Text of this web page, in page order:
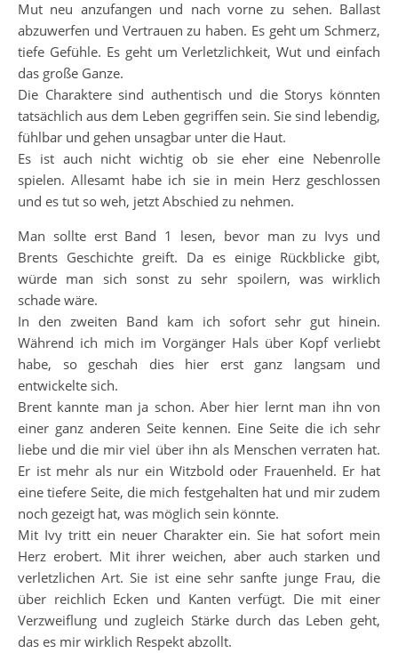
Mut neu anzufangen und nach vorne zu sehen. Ballast
abzuwerfen und Vertrauen zu haben. Es geht um Schmerz,
tiefe Gefühle. Es geht um Verletzlichkeit, Wut und einfach
das große Ganze.
Die Charaktere sind authentisch und die Storys könnten
tatsächlich aus dem Leben gegriffen sein. Sie sind lebendig,
fühlbar und gehen unsagbar unter die Haut.
Es ist auch nicht wichtig ob sie eher eine Nebenrolle
spielen. Allesamt habe ich sie in mein Herz geschlossen
und es tut so weh, jetzt Abschied zu nehmen.
Man sollte erst Band 1 lesen, bevor man zu Ivys und
Brents Geschichte greift. Da es einige Rückblicke gibt,
würde man sich sonst zu sehr spoilern, was wirklich
schade wäre.
In den zweiten Band kam ich sofort sehr gut hinein.
Während ich mich im Vorgänger Hals über Kopf verliebt
habe, so geschah dies hier erst ganz langsam und
entwickelte sich.
Brent kannte man ja schon. Aber hier lernt man ihn von
einer ganz anderen Seite kennen. Eine Seite die ich sehr
liebe und die mir viel über ihn als Menschen verraten hat.
Er ist mehr als nur ein Witzbold oder Frauenheld. Er hat
eine tiefere Seite, die mich festgehalten hat und mir zudem
noch gezeigt hat, was möglich sein könnte.
Mit Ivy tritt ein neuer Charakter ein. Sie hat sofort mein
Herz erobert. Mit ihrer weichen, aber auch starken und
verletzlichen Art. Sie ist eine sehr sanfte junge Frau, die
über reichlich Ecken und Kanten verfügt. Die mit einer
Verzweiflung und zugleich Stärke durch das Leben geht,
das es mir wirklich Respekt abzollt.